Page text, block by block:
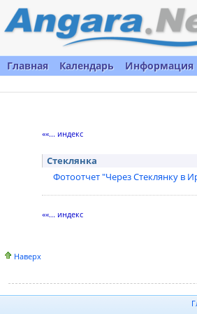
Главная Календарь Информация
««... индекс
Стеклянка
Фотоотчет "Через Стеклянку в
««... индекс
Наверх